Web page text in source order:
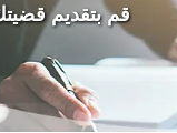
قم بتقديم